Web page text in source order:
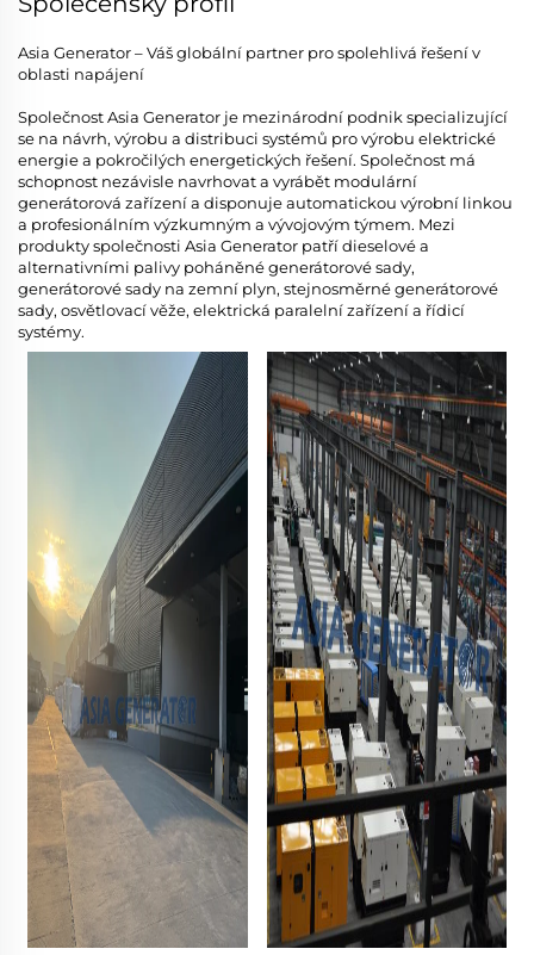
Asia Generator – Váš globální partner pro spolehlivá řešení v
oblasti napájení
Společnost Asia Generator je mezinárodní podnik specializující
se na návrh, výrobu a distribuci systémů pro výrobu elektrické
energie a pokročilých energetických řešení. Společnost má
schopnost nezávisle navrhovat a vyrábět modulární
generátorová zařízení a disponuje automatickou výrobní linkou
a profesionálním výzkumným a vývojovým týmem. Mezi
produkty společnosti Asia Generator patří dieselové a
alternativními palivy poháněné generátorové sady,
generátorové sady na zemní plyn, stejnosměrné generátorové
sady, osvětlovací věže, elektrická paralelní zařízení a řídicí
systémy.